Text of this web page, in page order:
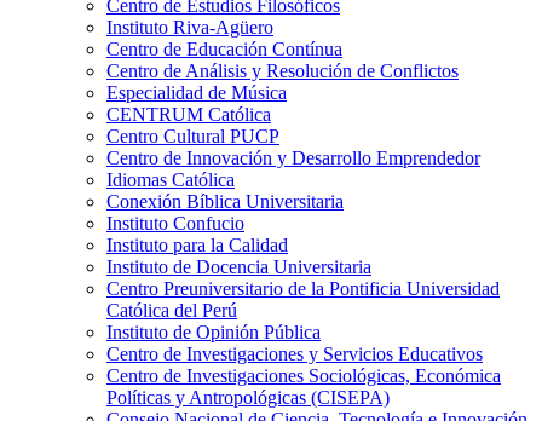
Centro de Estudios Filosóficos
Instituto Riva-Agüero
Centro de Educación Contínua
Centro de Análisis y Resolución de Conflictos
Especialidad de Música
CENTRUM Católica
Centro Cultural PUCP
Centro de Innovación y Desarrollo Emprendedor
Idiomas Católica
Conexión Bíblica Universitaria
Instituto Confucio
Instituto para la Calidad
Instituto de Docencia Universitaria
Centro Preuniversitario de la Pontificia Universidad
Católica del Perú
Instituto de Opinión Pública
Centro de Investigaciones y Servicios Educativos
Centro de Investigaciones Sociológicas, Económica
Políticas y Antropológicas (CISEPA)